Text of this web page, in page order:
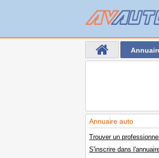
Annuaire auto
Trouver un professionnel
S'inscrire dans